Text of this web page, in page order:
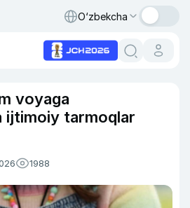
O‘zbekcha
voyaga
ijtimoiy tarmoqlar
1988